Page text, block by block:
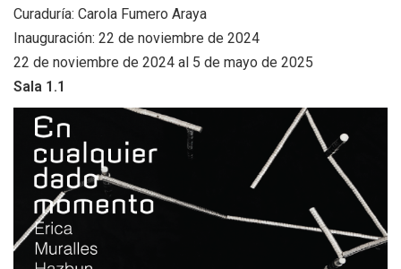
+ CONVOCATORIAS
+ MEDIACIÓN EDUCATIVA
+ PUBLICACIONES
+ DIRECTORIOS | Tiendas de diseño
+ MESA EJECUTIVA DE ARTES VISUALES
+ SALA DE PRENSA
Curaduría: Carola Fumero Araya
Inauguración: 22 de noviembre de 2024
22 de noviembre de 2024 al 5 de mayo de 2025
Sala 1.1